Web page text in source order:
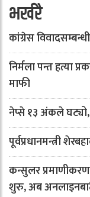
भर्खरै
कांग्रेस
निर्मला पन्त हत्या
माफी
नेप्से १३ अंकले
पूर्वप्रधानमन्त्री
कन्सुलर
शुरु, अब